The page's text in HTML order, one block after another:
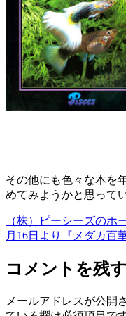
その他にも色々な本を
めてみようかと思ってい
（株）ピーシーズのホ
月16日より『メダカ百
コメントを残す
メールアドレスが公開